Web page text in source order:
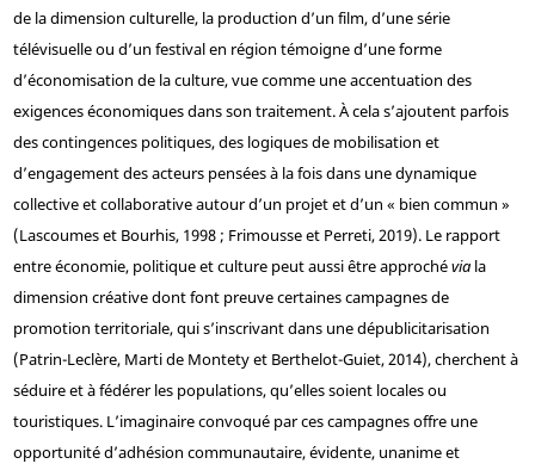
de la dimension culturelle, la production d’un film, d’une série
télévisuelle ou d’un festival en région témoigne d’une forme
d’économisation de la culture, vue comme une accentuation des
exigences économiques dans son traitement. À cela s’ajoutent parfois
des contingences politiques, des logiques de mobilisation et
d’engagement des acteurs pensées à la fois dans une dynamique
collective et collaborative autour d’un projet et d’un « bien commun »
(Lascoumes et Bourhis, 1998 ; Frimousse et Perreti, 2019). Le rapport
entre économie, politique et culture peut aussi être approchéviala
dimension créative dont font preuve certaines campagnes de
promotion territoriale, qui s’inscrivant dans une dépublicitarisation
(Patrin-Leclère, Marti de Montety et Berthelot-Guiet, 2014), cherchent à
séduire et à fédérer les populations, qu’elles soient locales ou
touristiques. L’imaginaire convoqué par ces campagnes offre une
opportunité d’adhésion communautaire, évidente, unanime et